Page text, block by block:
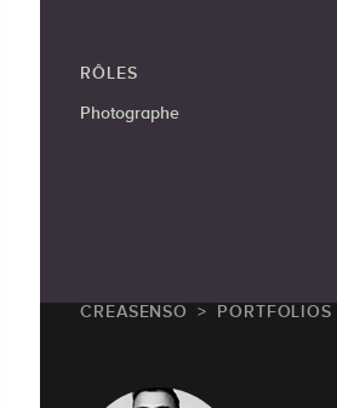
RÔLES
Photographe
CREASENSO PORTFOLIOS